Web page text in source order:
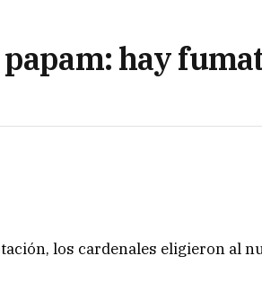
hay
los cardenales eligieron al